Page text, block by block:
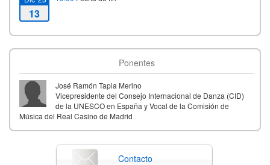
13
Ponentes
José Ramón Tapia Merino
Vicepresidente del Consejo Internacional de Danza (CID)
de la UNESCO en España y Vocal de la Comisión de
Música del Real Casino de Madrid
Contacto